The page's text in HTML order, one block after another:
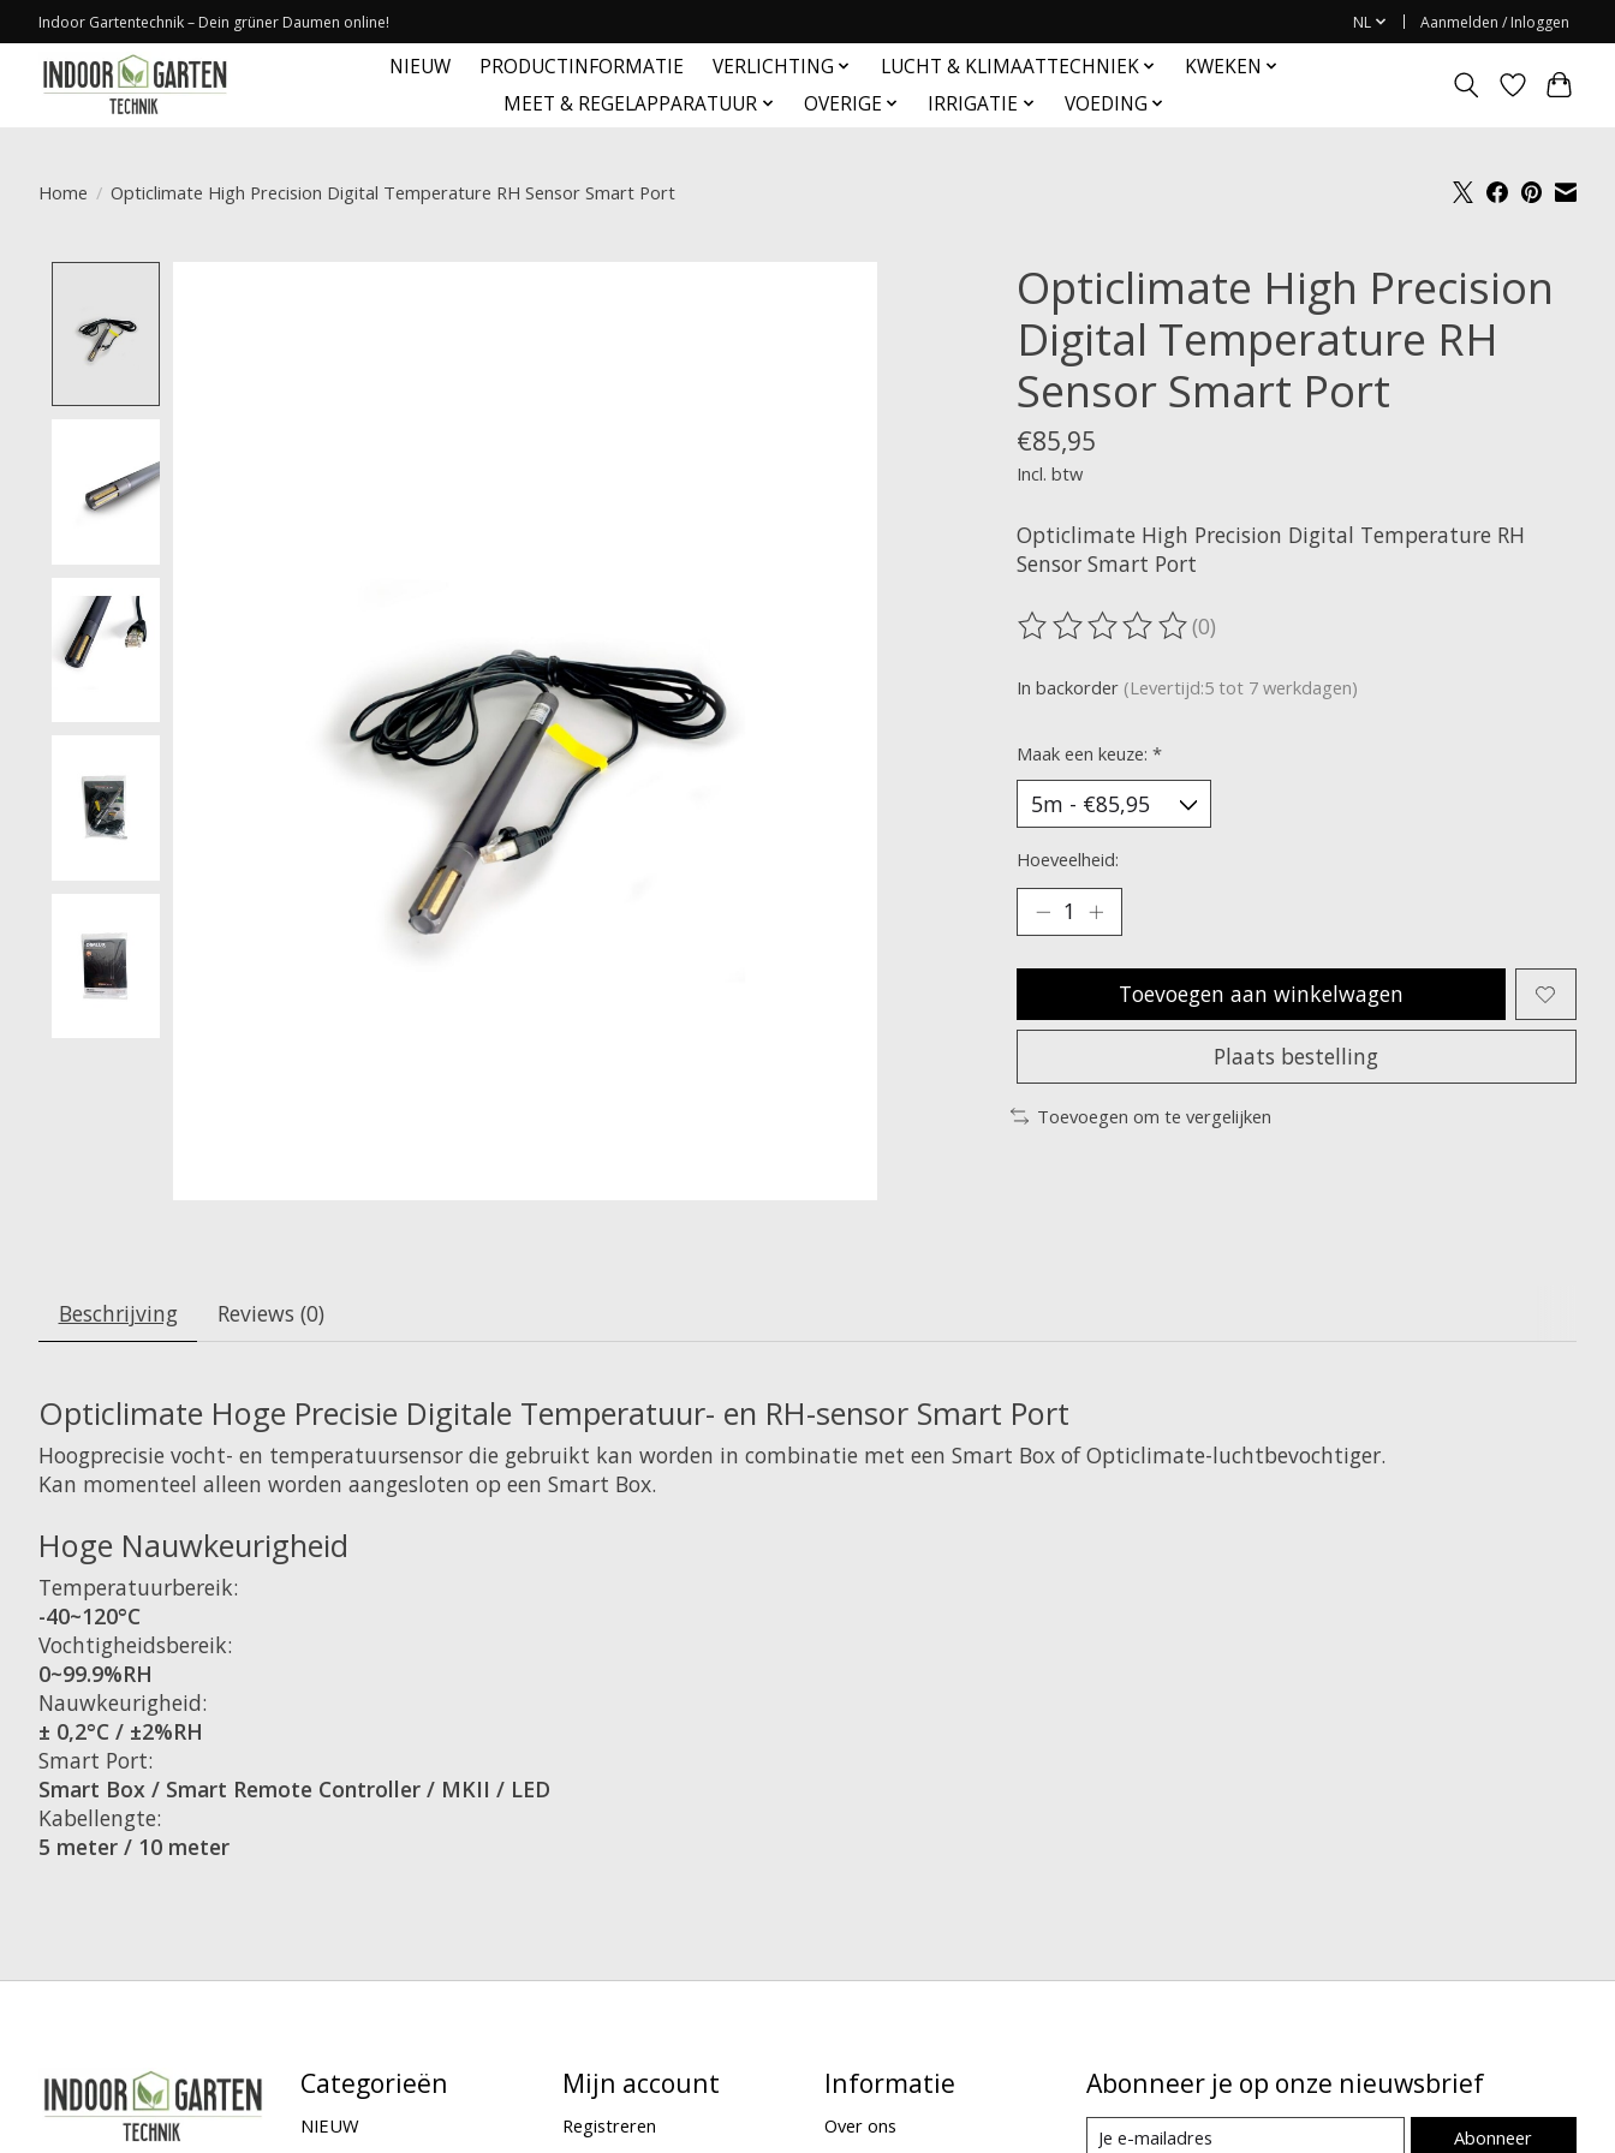
Indoor Gartentechnik – Dein grüner Daumen online! NL Aanmelden / Inloggen
NIEUW PRODUCTINFORMATIE VERLICHTING LUCHT & KLIMAATTECHNIEK
KWEKEN
MEET & REGELAPPARATUUR
OVERIGE IRRIGATIE VOEDING
Home / Opticlimate High Precision Digital Temperature RH Sensor Smart Port
Opticlimate High Precision
Digital Temperature RH
Sensor Smart Port
€85,95
Incl. btw
Opticlimate High Precision Digital Temperature RH
Sensor Smart Port
De beoordeling van dit product is
(0)
In backorder (Levertijd:5 tot 7 werkdagen)
Maak een keuze: *
Hoeveelheid:
Toevoegen aan winkelwagen
Plaats bestelling
Toevoegen om te vergelijken
Beschrijving Reviews (0)
Opticlimate Hoge Precisie Digitale Temperatuur- en RH-sensor Smart Port
Hoogprecisie vocht- en temperatuursensor die gebruikt kan worden in combinatie met een Smart Box of Opticlimate-luchtbevochtiger.
Kan momenteel alleen worden aangesloten op een Smart Box.
Hoge Nauwkeurigheid
Temperatuurbereik:
-40~120°C
Vochtigheidsbereik:
0~99.9%RH
Nauwkeurigheid:
± 0,2°C / ±2%RH
Smart Port:
Smart Box / Smart Remote Controller / MKII / LED
Kabellengte:
5 meter / 10 meter
Categorieën
NIEUW
Mijn account
Registreren
Informatie
Over ons
Abonneer je op onze nieuwsbrief
Abonneer